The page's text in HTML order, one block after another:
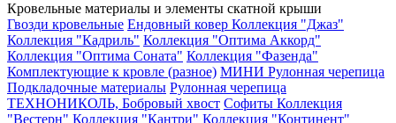
Кровельные материалы и элементы скатной крыши
Гвозди кровельные Ендовный ковер Коллекция "Джаз"
Коллекция "Кадриль" Коллекция "Оптима Аккорд"
Коллекция "Оптима Соната" Коллекция "Фазенда"
Комплектующие к кровле (разное) МИНИ Рулонная черепица
Подкладочные материалы Рулонная черепица
ТЕХНОНИКОЛЬ, Бобровый хвост Софиты Коллекция
"Вестерн" Коллекция "Кантри" Коллекция "Континент"